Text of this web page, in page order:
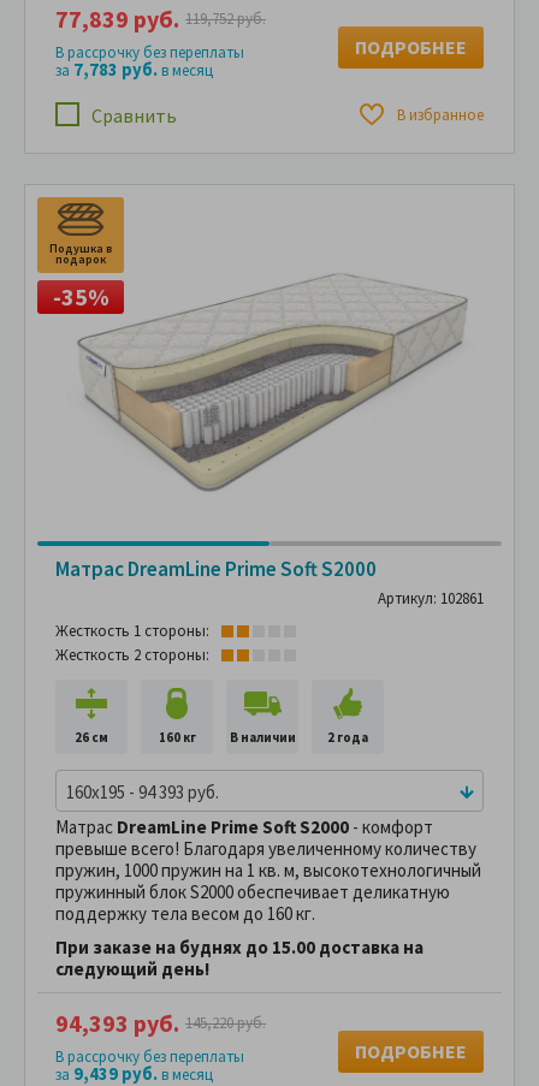
Сравнить В избранное
77,839 руб. 119,752 руб.
В рассрочку без переплаты
за 7,783 руб.в месяц
ПОДРОБНЕЕ
Подушка в
подарок
-35%
Матрас DreamLine Prime Soft S2000
Артикул: 102861
Жесткость 1 стороны:
Жесткость 2 стороны:
26 см 160 кг В наличии 2 года
160x195 - 94 393 руб.
Матрас DreamLine Prime Soft S2000 - комфорт
превыше всего! Благодаря увеличенному количеству
пружин, 1000 пружин на 1 кв. м, высокотехнологичный
пружинный блок S2000 обеспечивает деликатную
поддержку тела весом до 160 кг.
При заказе на буднях до 15.00 доставка на
следующий день!
94,393 руб. 145,220 руб.
В рассрочку без переплаты
за 9,439 руб.в месяц
ПОДРОБНЕЕ